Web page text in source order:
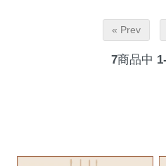
« Prev
7商品中